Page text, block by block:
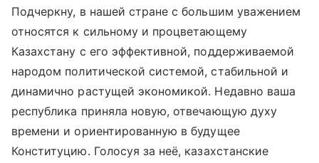
Подчеркну, в нашей стране с большим уважением
относятся к сильному и процветающему
Казахстану с его эффективной, поддерживаемой
народом политической системой, стабильной и
динамично растущей экономикой. Недавно ваша
республика приняла новую, отвечающую духу
времени и ориентированную в будущее
Конституцию. Голосуя за неё, казахстанские